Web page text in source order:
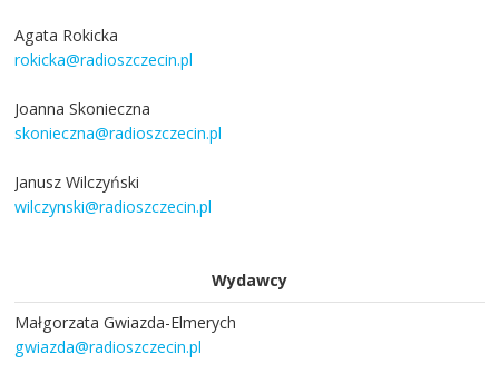
Agata Rokicka
rokicka@radioszczecin.pl
Joanna Skonieczna
skonieczna@radioszczecin.pl
Janusz Wilczyński
wilczynski@radioszczecin.pl
Wydawcy
Małgorzata Gwiazda-Elmerych
gwiazda@radioszczecin.pl